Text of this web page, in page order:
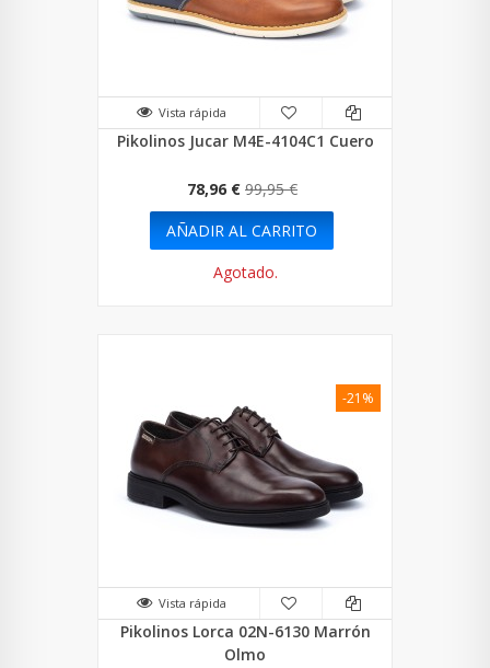
Vista rápida
Pikolinos Jucar M4E-4104C1 Cuero
78,96 € 99,95 €
AÑADIR AL CARRITO
Agotado.
Vista rápida
Pikolinos Lorca 02N-6130 Marrón
Olmo
-21%